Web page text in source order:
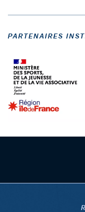
PARTENAIRES